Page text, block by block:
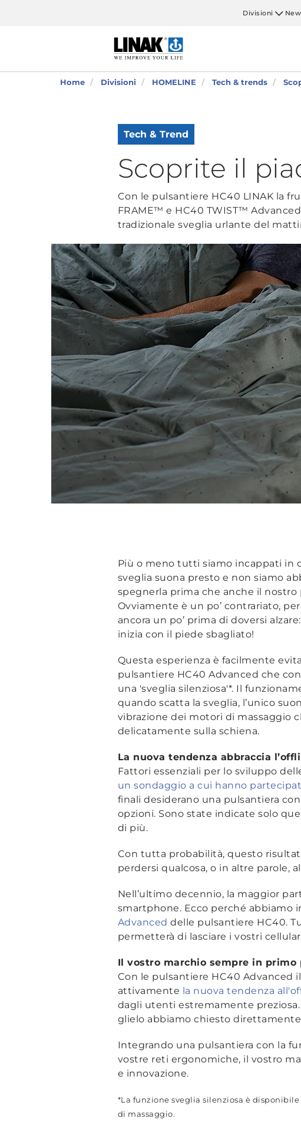
Divisioni
Home Divisioni HOMELINE Tech & trends
Tech & Trend
Scoprite il
Con le pulsantiere HC40 LINAK la
FRAME™ e HC40 TWIST™
tradizionale sveglia urlante del
Più o meno tutti siamo incappati in
sveglia suona presto e non siamo
spegnerla prima che anche il nostro
Ovviamente è un po’ contrariato,
ancora un po’ prima di doversi
inizia con il piede sbagliato!
Questa esperienza è facilmente
pulsantiere HC40 Advanced che
una 'sveglia silenziosa'*. Il
quando scatta la sveglia, l’unico
vibrazione dei motori di massaggio
delicatamente sulla schiena.
La nuova tendenza abbraccia
Fattori essenziali per lo sviluppo
un sondaggio a cui hanno
finali desiderano una pulsantiera
opzioni. Sono state indicate solo
di più.
Con tutta probabilità, questo
perdersi qualcosa, o in altre parole,
Nell’ultimo decennio, la maggior
smartphone. Ecco perché abbiamo
Advanced delle pulsantiere HC40.
permetterà di lasciare i vostri
Il vostro marchio sempre in primo
Con le pulsantiere HC40 Advanced
attivamente la nuova tendenza
dagli utenti estremamente preziosa.
glielo abbiamo chiesto
Integrando una pulsantiera con la
vostre reti ergonomiche, il vostro
e innovazione.
*La funzione sveglia silenziosa è
di massaggio.